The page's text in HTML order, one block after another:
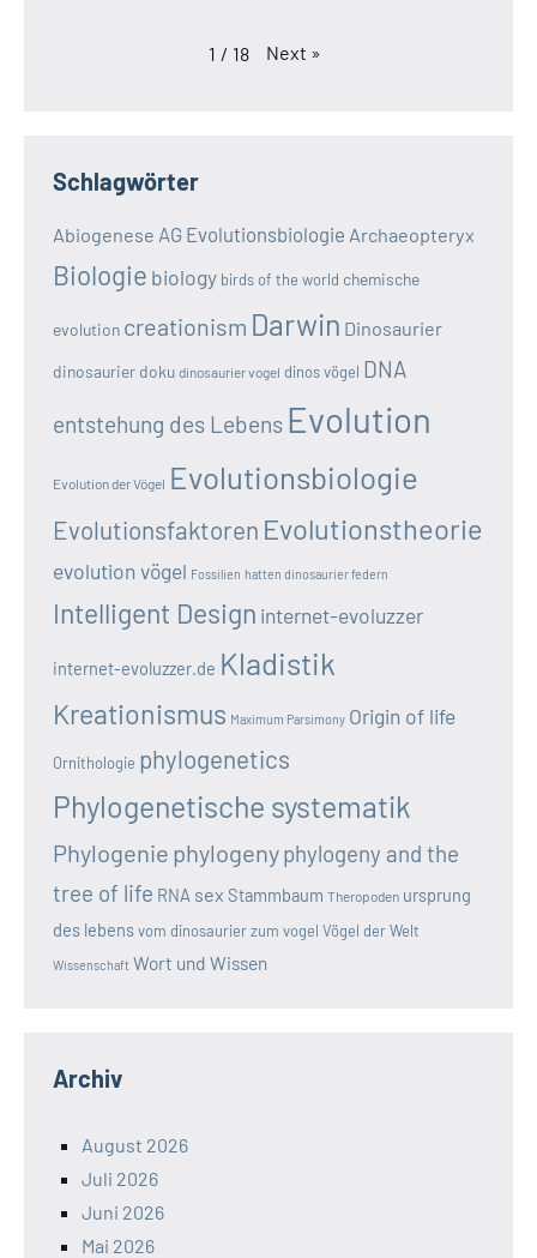
1 / 18 Next »
Schlagwörter
Abiogenese AG Evolutionsbiologie Archaeopteryx
Biologie biology birds of the world chemische
evolution creationism Darwin Dinosaurier
dinosaurier doku dinosaurier vogel dinos vögel DNA
entstehung des Lebens Evolution
Evolution der Vögel Evolutionsbiologie
Evolutionsfaktoren Evolutionstheorie
evolution vögel Fossilien hatten dinosaurier federn
Intelligent Design internet-evoluzzer
internet-evoluzzer.de Kladistik
Kreationismus Maximum Parsimony Origin of life
Ornithologie phylogenetics
Phylogenetische systematik
Phylogenie phylogenyphylogeny and the
tree of life RNA sex Stammbaum Theropoden ursprung
des lebensvom dinosaurier zum vogel Vögel der Welt
Wissenschaft Wort und Wissen
Archiv
August 2026
Juli 2026
Juni 2026
Mai 2026